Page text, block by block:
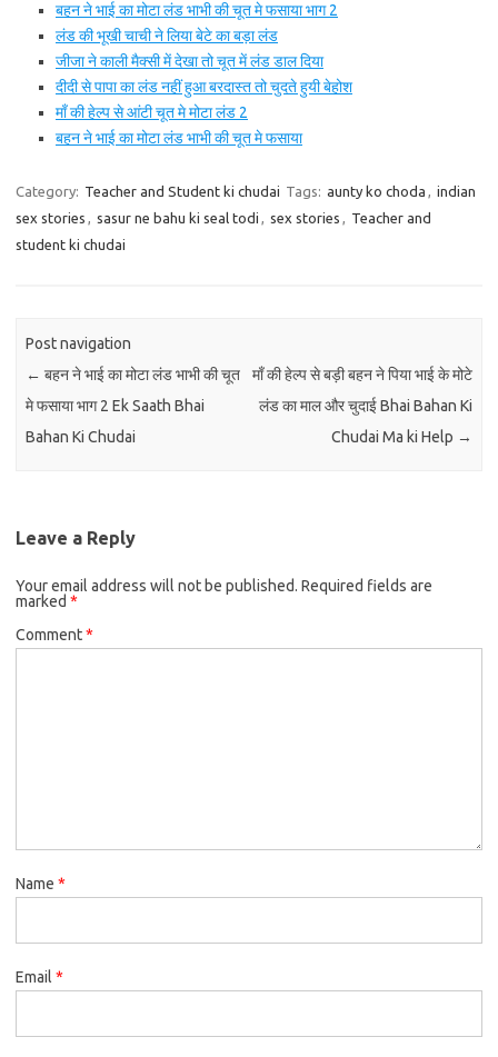
बहन ने भाई का मोटा लंड भाभी की चूत मे फसाया भाग 2
लंड की भूखी चाची ने लिया बेटे का बड़ा लंड
जीजा ने काली मैक्सी में देखा तो चूत में लंड डाल दिया
दीदी से पापा का लंड नहीं हुआ बरदास्त तो चुदते हुयी बेहोश
माँ की हेल्प से आंटी चूत मे मोटा लंड 2
बहन ने भाई का मोटा लंड भाभी की चूत मे फसाया
Category: Teacher and Student ki chudai Tags: aunty ko choda , indian
sex stories , sasur ne bahu ki seal todi , sex stories , Teacher and
student ki chudai
Post navigation
← बहन ने भाई का मोटा लंड भाभी की चूत
मे फसाया भाग 2 Ek Saath Bhai
Bahan Ki Chudai
माँ की हेल्प से बड़ी बहन ने पिया भाई के मोटे
लंड का माल और चुदाई Bhai Bahan Ki
Chudai Ma ki Help →
Leave a Reply
Your email address will not be published. Required fields are
marked *
Comment*
Name *
Email *